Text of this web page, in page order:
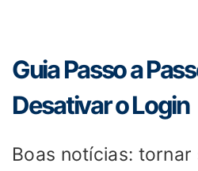
Guia Passo a
Desativar o Login
Boas notícias: